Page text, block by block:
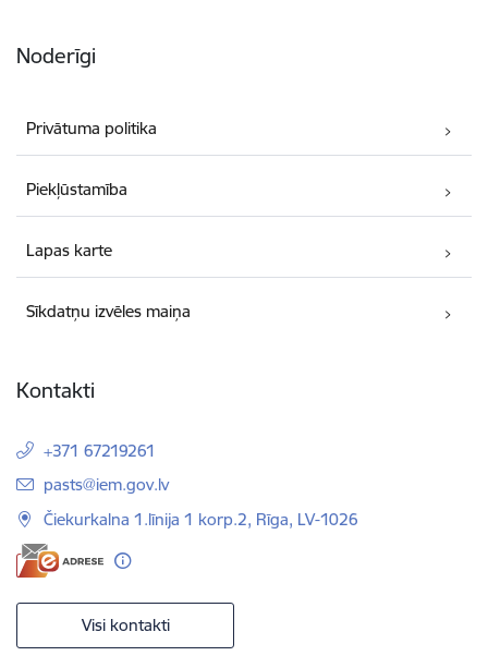
Noderīgi
Privātuma politika
Piekļūstamība
Lapas karte
Sīkdatņu izvēles maiņa
Kontakti
+371 67219261
E-pasts:
pasts@iem.gov.lv
Čiekurkalna 1.līnija 1 korp.2, Rīga, LV-1026
Visi kontakti